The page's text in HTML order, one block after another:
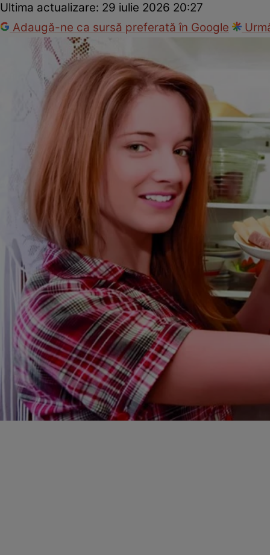
Ultima actualizare: 29 iulie 2026 20:27
Adaugă-ne ca sursă preferată în Google